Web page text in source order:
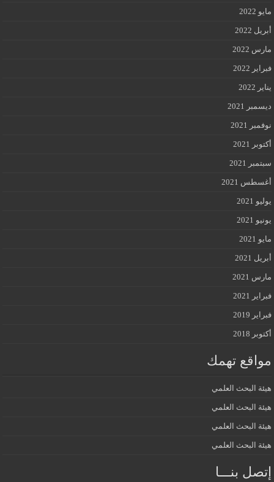
مايو 2022
أبريل 2022
مارس 2022
فبراير 2022
يناير 2022
ديسمبر 2021
نوفمبر 2021
أكتوبر 2021
سبتمبر 2021
أغسطس 2021
يوليو 2021
يونيو 2021
مايو 2021
أبريل 2021
مارس 2021
فبراير 2021
فبراير 2019
أكتوبر 2018
مواقع تهمك
هيئة البحث العلمي
هيئة البحث العلمي
هيئة البحث العلمي
هيئة البحث العلمي
إتصل بنـــا